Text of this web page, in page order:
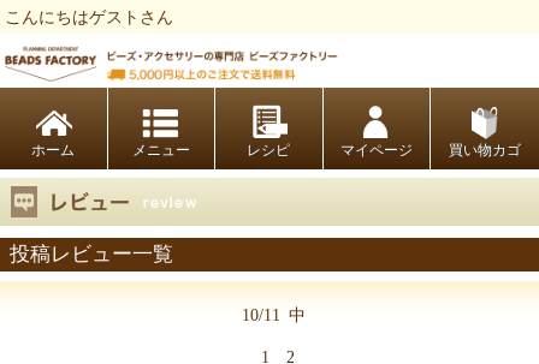
こんにちはゲストさん
ホーム レシピ マイページ 買い物カゴ
投稿レビュー一覧
10/11 中
1 2